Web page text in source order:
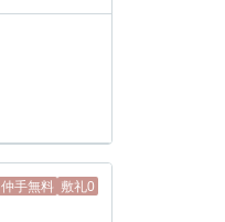
仲手無料 敷礼0